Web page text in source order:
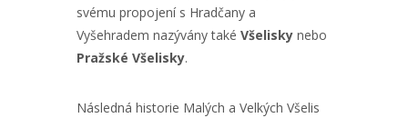
svému propojení s Hradčany a
Vyšehradem nazývány také Všelisky nebo
Pražské Všelisky.
Následná historie Malých a Velkých Všelis